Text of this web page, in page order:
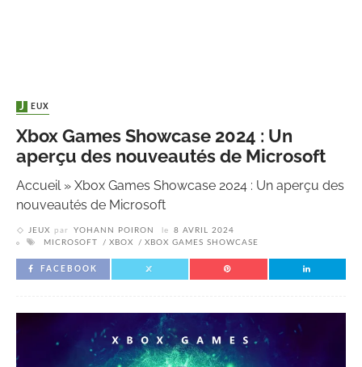
JEUX
Xbox Games Showcase 2024 : Un
aperçu des nouveautés de Microsoft
Accueil» Xbox Games Showcase 2024 : Un aperçu des
nouveautés de Microsoft
JEUX par YOHANN POIRON le
8 AVRIL 2024
MICROSOFT
XBOX XBOX GAMES SHOWCASE
FACEBOOK